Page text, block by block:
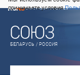
принимаете условия
СВЕЖИЙ НОМЕР
БЕЛАРУСЬ / РОССИЯ